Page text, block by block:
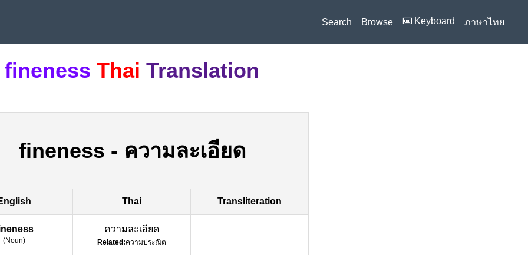
Search Browse ⌨️ Keyboard ภาษาไทย
fineness Thai Translation
fineness - ความละเอียด
Thai Transliteration
(Noun)
ความละเอียด
Related:ความประณีต